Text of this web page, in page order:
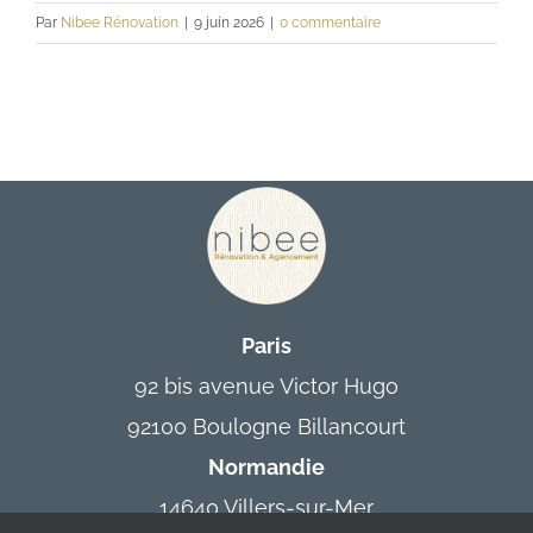
Contact
Par Nibee Rénovation | 9 juin 2026 | 0 commentaire
Paris
92 bis avenue Victor Hugo
92100 Boulogne Billancourt
Normandie
14640 Villers-sur-Mer